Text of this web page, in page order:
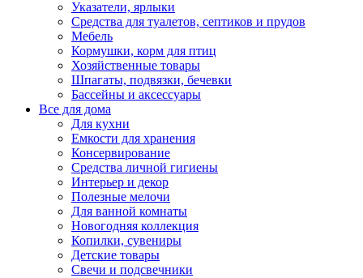
Указатели, ярлыки
Средства для туалетов, септиков и прудов
Мебель
Кормушки, корм для птиц
Хозяйственные товары
Шпагаты, подвязки, бечевки
Бассейны и аксессуары
Все для дома
Для кухни
Емкости для хранения
Консервирование
Средства личной гигиены
Интерьер и декор
Полезные мелочи
Для ванной комнаты
Новогодняя коллекция
Копилки, сувениры
Детские товары
Свечи и подсвечники